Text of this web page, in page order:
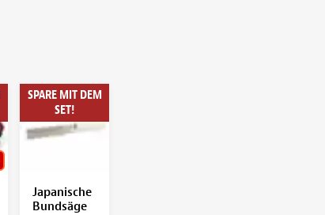
SPARE MIT DEM
SET!
Japanische
Bundsäge